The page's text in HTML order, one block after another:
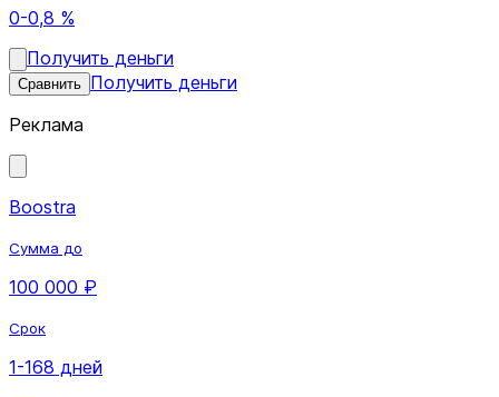
0-0,8 %
Получить деньги
Сравнить Получить деньги
Реклама
Boostra
Сумма до
100 000 ₽
Срок
1-168 дней